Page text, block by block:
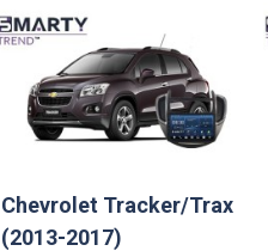
Chevrolet Tracker/Trax
(2013-2017)